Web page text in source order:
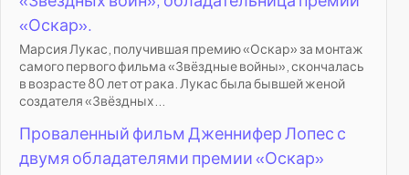
«Оскар».
Марсия Лукас, получившая премию «Оскар» за монтаж
самого первого фильма «Звёздные войны», скончалась
в возрасте 80 лет от рака. Лукас была бывшей женой
создателя «Звёздных...
Проваленный фильм Дженнифер Лопес с
двумя обладателями премии «Оскар»